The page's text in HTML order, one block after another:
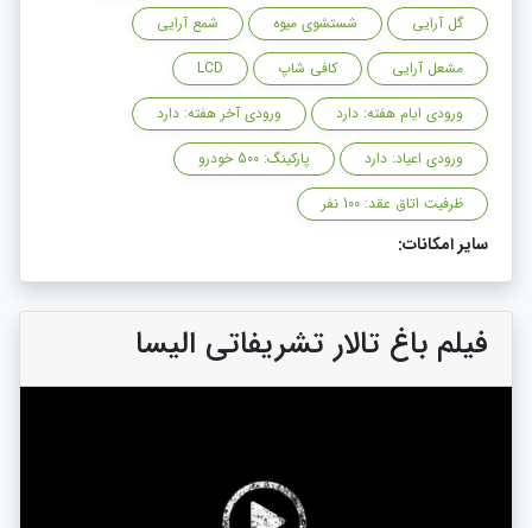
گل آرایی شستشوی میوه
شمع آرایی
مشعل آرایی
کافی شاپ
LCD
ورودی ایام هفته: دارد
ورودی آخر هفته: دارد
ورودی اعیاد: دارد
پارکینگ: 500 خودرو
ظرفیت اتاق عقد: 100 نفر
سایر امکانات:
فیلم باغ تالار تشریفاتی الیسا